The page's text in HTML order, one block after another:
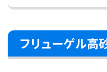
フリューゲル高